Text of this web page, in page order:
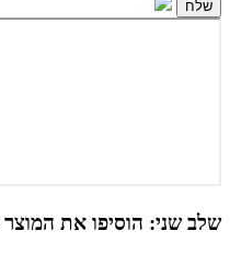
שלב שני: הוסיפו את המוצר